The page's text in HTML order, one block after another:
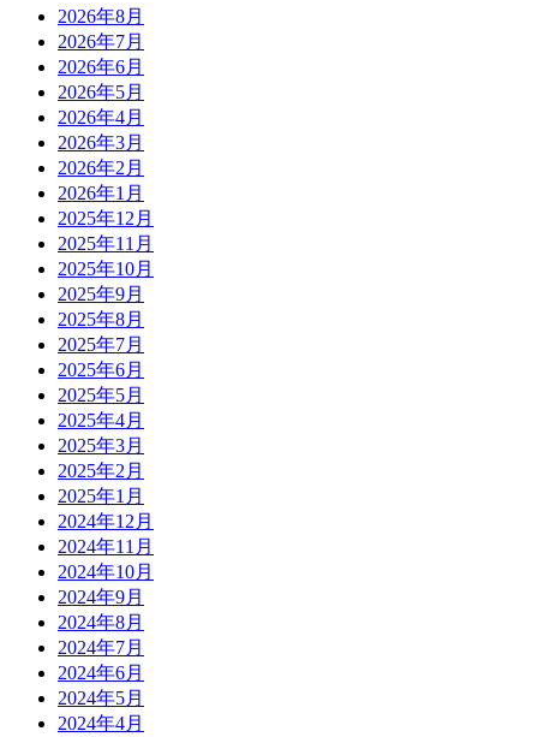
2026年8月
2026年7月
2026年6月
2026年5月
2026年4月
2026年3月
2026年2月
2026年1月
2025年12月
2025年11月
2025年10月
2025年9月
2025年8月
2025年7月
2025年6月
2025年5月
2025年4月
2025年3月
2025年2月
2025年1月
2024年12月
2024年11月
2024年10月
2024年9月
2024年8月
2024年7月
2024年6月
2024年5月
2024年4月